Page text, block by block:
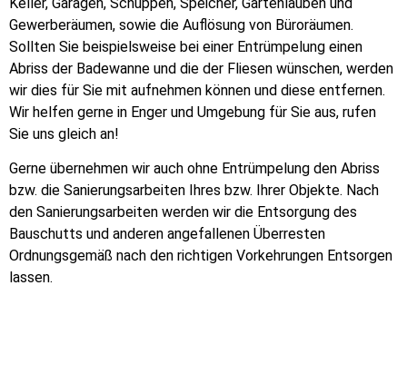
Gewerberäumen, sowie die Auflösung von Büroräumen.
Sollten Sie beispielsweise bei einer Entrümpelung einen
Abriss der Badewanne und die der Fliesen wünschen, werden
wir dies für Sie mit aufnehmen können und diese entfernen.
Wir helfen gerne in Enger und Umgebung für Sie aus, rufen
Sie uns gleich an!
Gerne übernehmen wir auch ohne Entrümpelung den Abriss
bzw. die Sanierungsarbeiten Ihres bzw. Ihrer Objekte. Nach
den Sanierungsarbeiten werden wir die Entsorgung des
Bauschutts und anderen angefallenen Überresten
Ordnungsgemäß nach den richtigen Vorkehrungen Entsorgen
lassen.